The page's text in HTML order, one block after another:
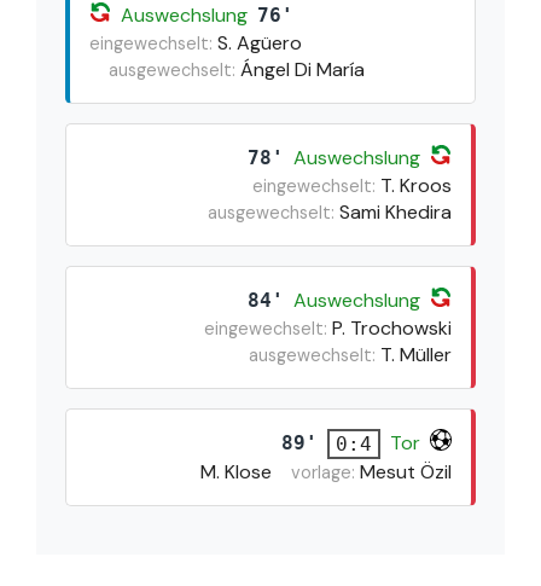
Auswechslung 76'
eingewechselt: S. Agüero
ausgewechselt: Ángel Di María
78' Auswechslung
eingewechselt: T. Kroos
ausgewechselt: Sami Khedira
84' Auswechslung
eingewechselt: P. Trochowski
ausgewechselt: T. Müller
89' 0:4
Tor
M. Klose
vorlage: Mesut Özil